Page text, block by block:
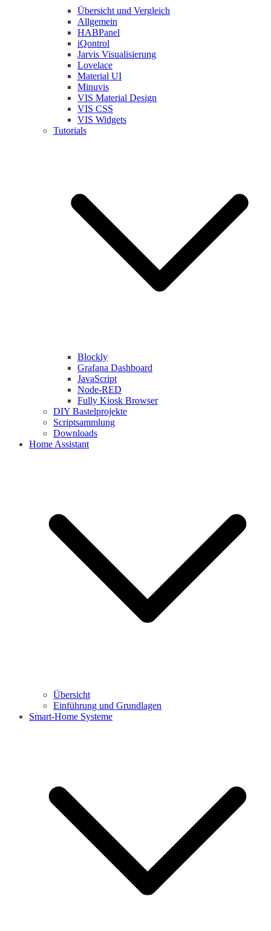
Übersicht und Vergleich
Allgemein
HABPanel
iQontrol
Jarvis Visualisierung
Lovelace
Material UI
Minuvis
VIS Material Design
VIS CSS
VIS Widgets
Tutorials
Blockly
Grafana Dashboard
JavaScript
Node-RED
Fully Kiosk Browser
DIY Bastelprojekte
Scriptsammlung
Downloads
Home Assistant
Übersicht
Einführung und Grundlagen
Smart-Home Systeme